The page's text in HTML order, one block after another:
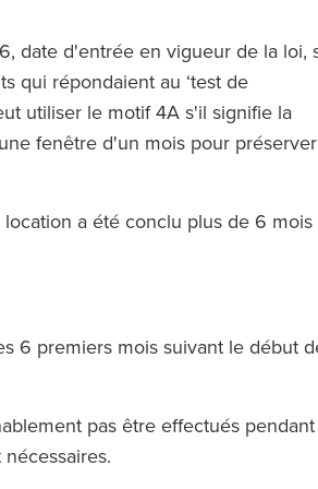
date d'entrée en vigueur de la loi,
qui répondaient au ‘test de
utiliser le motif 4A s'il signifie la
fenêtre d'un mois pour préserver
a été conclu plus de 6 mois
6 premiers mois suivant le début
pas être effectués pendant